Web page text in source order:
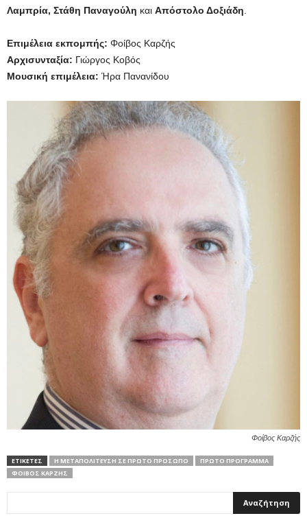
Λαμπρία, Στάθη Παναγούλη και Απόστολο Δοξιάδη
Επιμέλεια εκπομπής: Φοίβος Καρζής
Αρχισυνταξία: Γιώργος Κοβός
Μουσική επιμέλεια: Ήρα Πανανίδου
Φοίβος Καρζής
ΕΤΙΚΕΤΕΣ Η ΜΕΤΑΠΟΛΊΤΕΥΣΗ ΣΕ ΠΡΏΤΟ ΠΡΌΣΩΠΟ
ΠΡΩΤΟ ΠΡΟΓΡΑΜΜΑ
ΦΟΊΒΟΣ ΚΑΡΖΉΣ